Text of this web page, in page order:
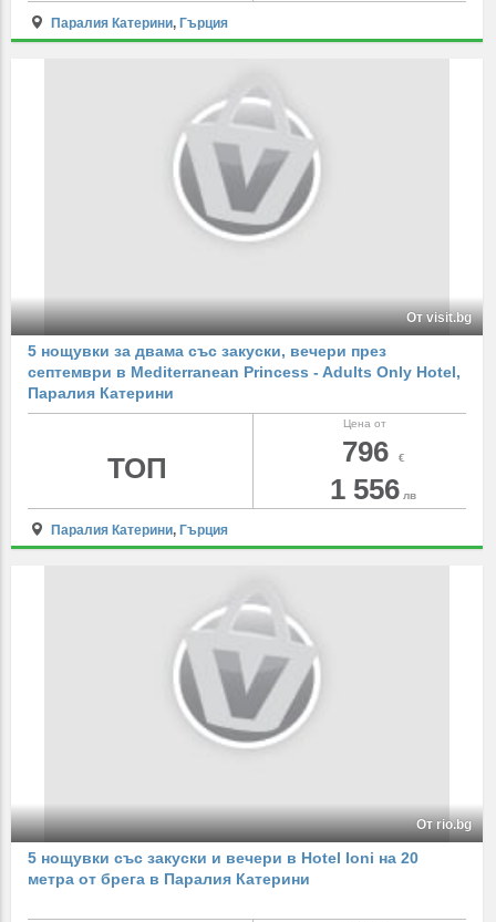
Паралия Катерини, Гърция
От visit.bg
5 нощувки за двама със закуски, вечери през
септември в Mediterranean Princess - Adults Only Hotel,
Паралия Катерини
Цена от
796 €
1 556 лв
ТОП
Паралия Катерини, Гърция
От rio.bg
5 нощувки със закуски и вечери в Hotel Ioni на 20
метра от брега в Паралия Катерини